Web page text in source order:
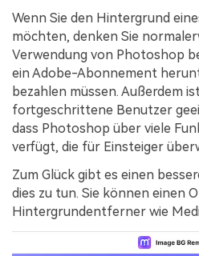
Wenn Sie den Hintergrund
möchten, denken Sie
Verwendung von Photoshop
ein Adobe-Abonnement
bezahlen müssen. Außerdem
fortgeschrittene Benutzer
dass Photoshop über viele
verfügt, die für Einsteiger
Zum Glück gibt es einen
dies zu tun. Sie können einen
Hintergrundentferner wie